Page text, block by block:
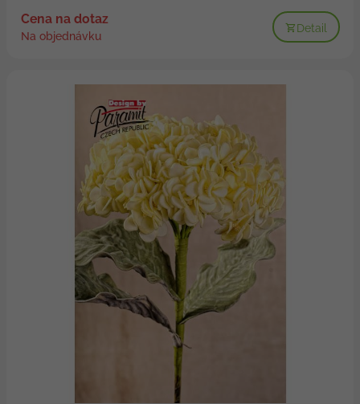
Cena na dotaz
Na objednávku
Detail